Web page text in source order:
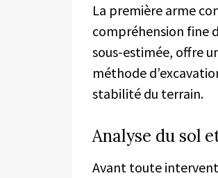
La première arme
compréhension fine
sous-estimée, offre
méthode
stabilité du terrain.
Analyse du sol
Avant toute